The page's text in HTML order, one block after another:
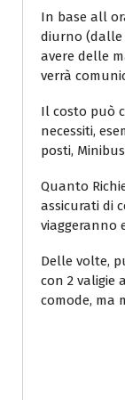
In base all
diurno (dalle
avere delle
verrà
Il costo può
necessiti,
posti,
Quanto
assicurati di
viaggeranno
Delle volte,
con 2 valigie
comode, ma